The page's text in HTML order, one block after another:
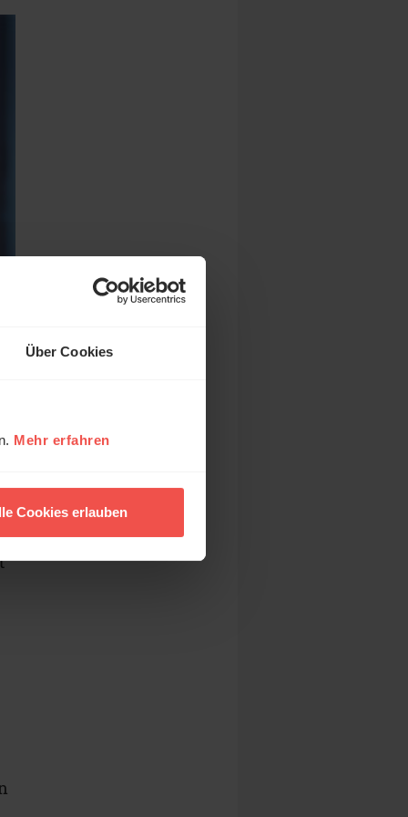
Über Cookies
Mehr erfahren
Cookies erlauben